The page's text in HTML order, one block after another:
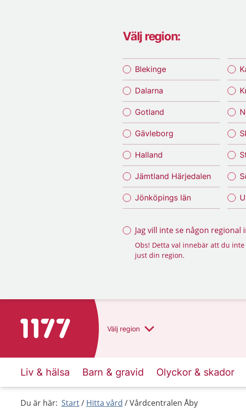
Välj region:
Blekinge
Dalarna
Gotland
Gävleborg
Halland
Jämtland Härjedalen
Jönköpings län
Jag vill inte se någon
Obs! Detta val innebär att du
just din region.
Till startsidan för 1177 Välj region
Liv & hälsa Barn & gravid Olyckor & skador
Du är här: Start Hitta vård Vårdcentralen Åby